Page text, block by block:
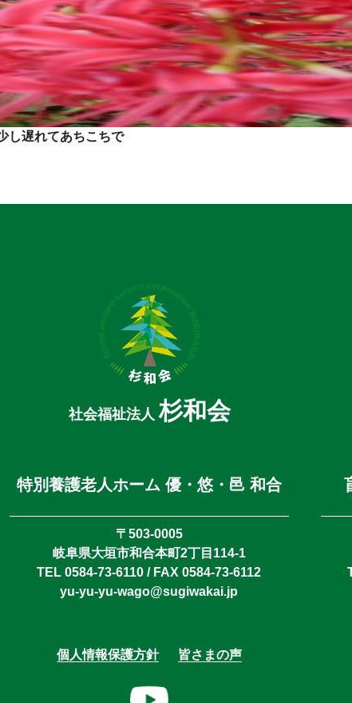
し遅れてあちこちで
社会福祉法人杉和会
特別養護老人ホーム 優・悠・邑 和合
〒503-0005
岐阜県大垣市和合本町2丁目114-1
TEL 0584-73-6110 / FAX 0584-73-6112
yu-yu-yu-wago@sugiwakai.jp
個人情報保護方針 皆さまの声